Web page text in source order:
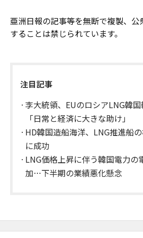
亜洲日報の記事等を無断で複製、公
することは禁じられています。
注目記事
李大統領、EUのロシアLNG韓
「日常と経済に大きな助け」
HD韓国造船海洋、LNG推進船
に成功
LNG価格上昇に伴う韓国電力の
加…下半期の業績悪化懸念